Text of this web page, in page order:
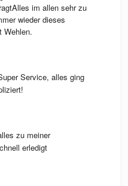
im allen sehr zu
wieder dieses
Wehlen.
Service, alles ging
zu meiner
erledigt